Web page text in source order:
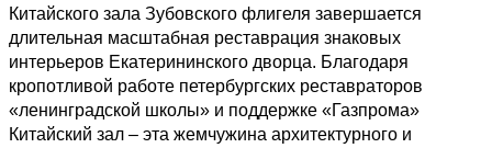
Китайского зала Зубовского флигеля завершается
длительная масштабная реставрация знаковых
интерьеров Екатерининского дворца. Благодаря
кропотливой работе петербургских реставраторов
«ленинградской школы» и поддержке «Газпрома»
Китайский зал – эта жемчужина архитектурного и